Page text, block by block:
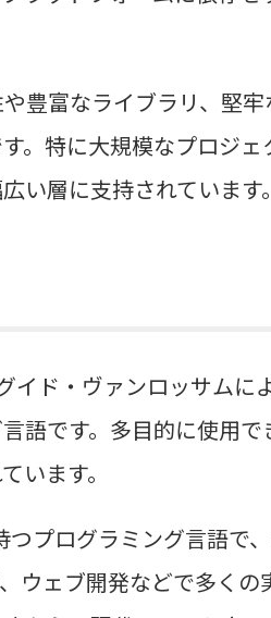
豊富なライブラリ、堅
。特に大規模なプロジ
い層に支持されています。
ド・ヴァンロッサムに
語です。多目的に使用
います。
プログラミング言語で
ウェブ開発などで多く